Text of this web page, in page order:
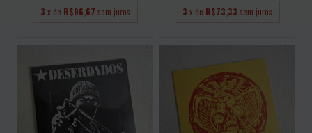
3 x de R$96,67 sem juros 3 x de R$73,33 sem juros